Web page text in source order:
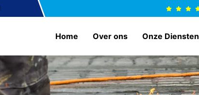
Home Over ons Onze Diensten